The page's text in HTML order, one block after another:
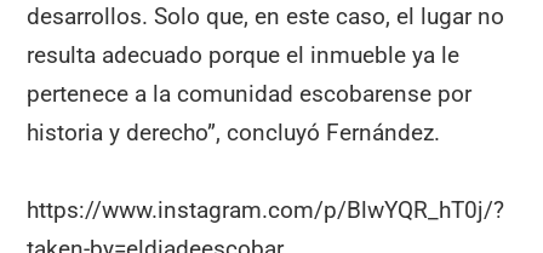
desarrollos. Solo que, en este caso, el lugar no
resulta adecuado porque el inmueble ya le
pertenece a la comunidad escobarense por
historia y derecho”, concluyó Fernández.
https://www.instagram.com/p/BlwYQR_hT0j/?